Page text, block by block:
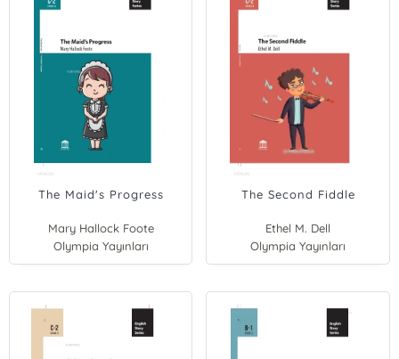
The Maid's Progress
Mary Hallock Foote
Olympia Yayınları
The Second Fiddle
Ethel M. Dell
Olympia Yayınları